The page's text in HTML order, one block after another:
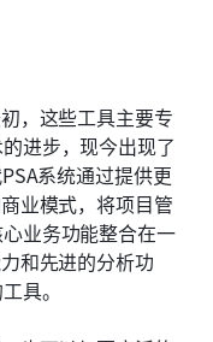
，这些工具主要专
进步，现今出现了
系统通过提供更
业模式，将项目管
业务功能整合在一
和先进的分析功
具。